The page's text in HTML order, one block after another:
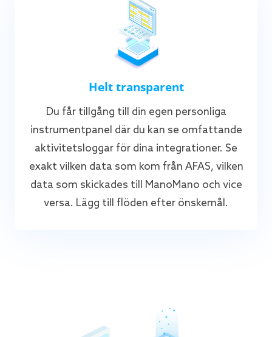
Helt transparent
Du får tillgång till din egen personliga
instrumentpanel där du kan se omfattande
aktivitetsloggar för dina integrationer. Se
exakt vilken data som kom från AFAS, vilken
data som skickades till ManoMano och vice
versa. Lägg till flöden efter önskemål.